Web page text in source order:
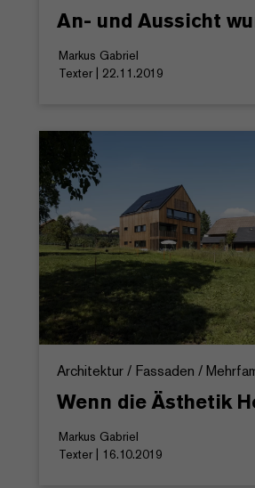
An- und Aussicht
Markus Gabriel
Texter | 22.11.2019
Architektur / Fassaden /
Wenn die Ästhetik
Markus Gabriel
Texter | 16.10.2019